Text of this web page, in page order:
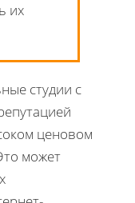
их
студии с
ценовом
может